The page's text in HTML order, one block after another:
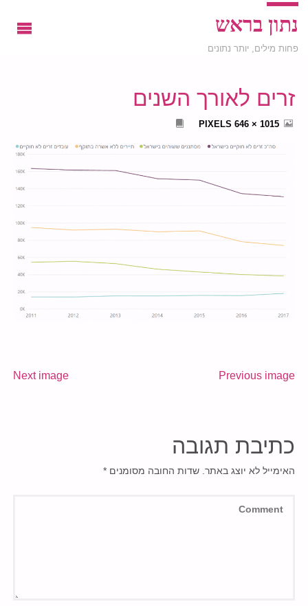
נתון בראש
פחות מילים, יותר נתונים
זרים לאורך השנים
FULL
1015 × 646
PIXELS
Previous image
Next image
כתיבת תגובה
האימייל לא יוצג באתר. שדות החובה מסומנים *